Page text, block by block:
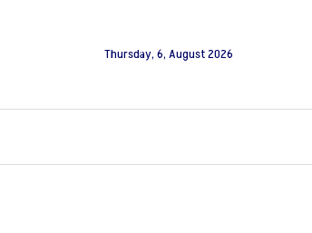
Thursday, 6, August 2026